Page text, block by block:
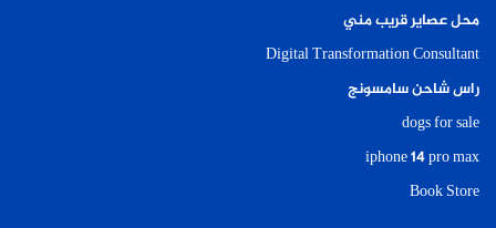
محل عصاير قريب مني
Digital Transformation Consultant
راس شاحن سامسونج
dogs for sale
iphone 14 pro max
Book Store